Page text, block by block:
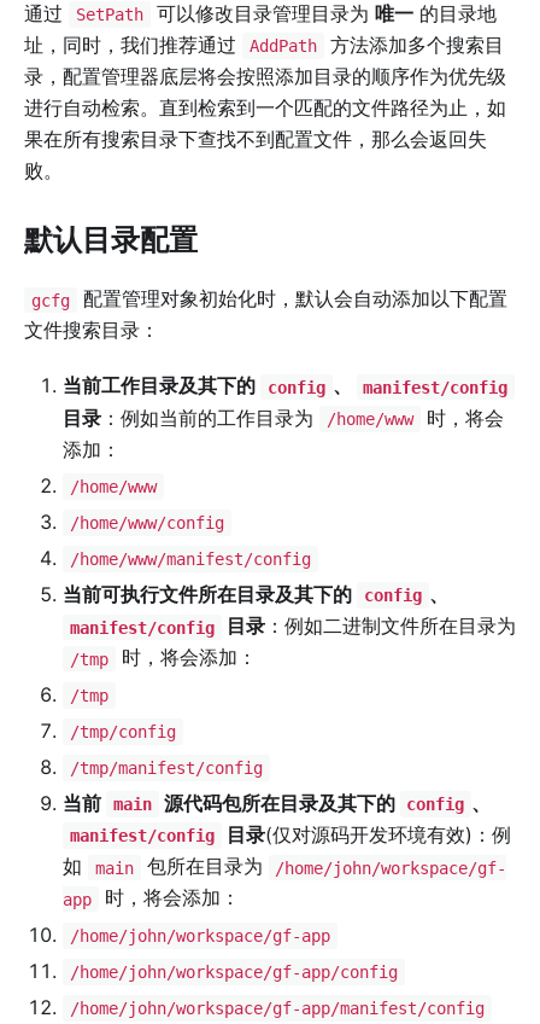
通过
SetPath 可以修改目录管理目录为 唯一的目录地
址，同时，我们推荐通过
AddPath
方法添加多个搜索目
录，配置管理器底层将会按照添加目录的顺序作为优先级
进行自动检索。直到检索到一个匹配的文件路径为止，如
果在所有搜索目录下查找不到配置文件，那么会返回失
败。
默认目录配置
gcfg
配置管理对象初始化时，默认会自动添加以下配置
文件搜索目录：
当前工作目录及其下的 config 、 manifest/config
目录 ：例如当前的工作目录为 /home/www
时，将会
添加：
/home/www
/home/www/config
/home/www/manifest/config
当前可执行文件所在目录及其下的 config 、
manifest/config 目录：例如二进制文件所在目录为
/tmp 时，将会添加：
/tmp
/tmp/config
/tmp/manifest/config
当前 main 源代码包所在目录及其下的 config 、
manifest/config 目录(仅对源码开发环境有效)：例
如
main 包所在目录为
/home/john/workspace/gf-
app
时，将会添加：
/home/john/workspace/gf-app
/home/john/workspace/gf-app/config
/home/john/workspace/gf-app/manifest/config